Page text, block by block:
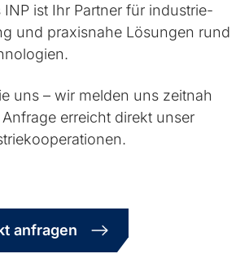
INP ist Ihr Partner für industrie­
und praxisnahe Lösungen rund
uns – wir melden uns zeitnah
erreicht direkt unser
anfragen